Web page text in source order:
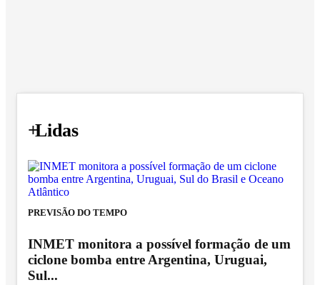
+
Lidas
PREVISÃO DO TEMPO
INMET monitora a possível formação de um
ciclone bomba entre Argentina, Uruguai,
Sul...